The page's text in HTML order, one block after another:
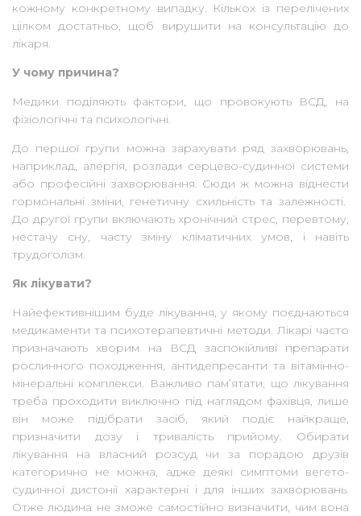
кожному конкретному випадку. Кількох із перелічених
цілком достатньо, щоб вирушити на консультацію до
лікаря.
У чому причина?
Медики поділяють фактори, що провокують ВСД, на
фізіологічні та психологічні.
До першої групи можна зарахувати ряд захворювань,
наприклад, алергія, розлади серцево-судинної системи
або професійні захворювання. Сюди ж можна віднести
гормональні зміни, генетичну схильність та залежності.
До другої групи включають хронічний стрес, перевтому,
нестачу сну, часту зміну кліматичних умов, і навіть
трудоголізм.
Як лікувати?
Найефективнішим буде лікування, у якому поєднаються
медикаменти та психотерапевтичні методи. Лікарі часто
призначають хворим на ВСД заспокійливі препарати
рослинного походження, антидепресанти та вітамінно-
мінеральні комплекси. Важливо пам’ятати, що лікування
треба проходити виключно під наглядом фахівця, лише
він може підібрати засіб, який подіє найкраще,
призначити дозу і тривалість прийому. Обирати
лікування на власний розсуд чи за порадою друзів
категорично не можна, адже деякі симптоми вегето-
судинної дистонії характерні і для інших захворювань.
Отже людина не зможе самостійно визначити, чим вона